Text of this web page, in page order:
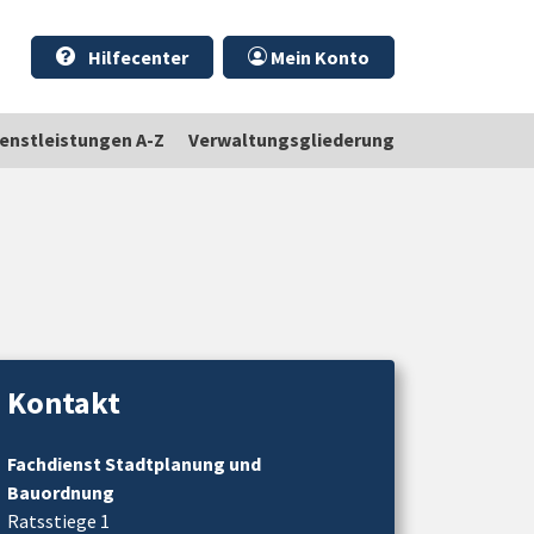
Hilfecenter
Mein Konto
A-Z Verwaltungsgliederung
Kontakt
Fachdienst Stadtplanung und
Bauordnung
Ratsstiege 1